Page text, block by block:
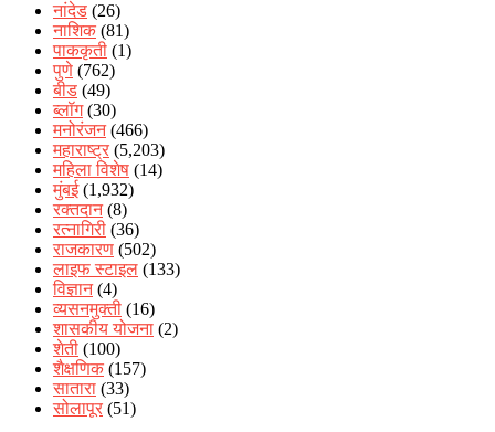
नांदेड (26)
नाशिक (81)
पाककृती (1)
पुणे (762)
बीड (49)
ब्लॉग(30)
मनोरंजन(466)
महाराष्ट्र (5,203)
महिला विशेष (14)
मुंबई(1,932)
रक्‍तदान(8)
रत्नागिरी (36)
राजकारण (502)
लाइफ स्टाइल (133)
विज्ञान(4)
व्यसनमुक्ती (16)
शासकीय योजना (2)
शेती (100)
शैक्षणिक (157)
सातारा (33)
सोलापूर (51)